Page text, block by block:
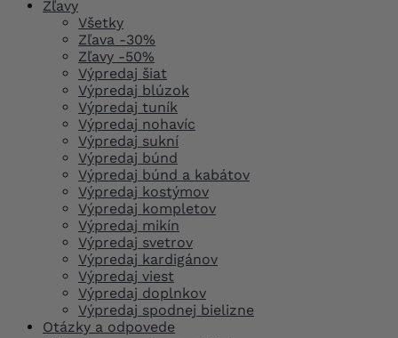
Zľavy
Všetky
Zľava -30%
Zľavy -50%
Výpredaj šiat
Výpredaj blúzok
Výpredaj tuník
Výpredaj nohavíc
Výpredaj sukní
Výpredaj búnd
Výpredaj búnd a kabátov
Výpredaj kostýmov
Výpredaj kompletov
Výpredaj mikín
Výpredaj svetrov
Výpredaj kardigánov
Výpredaj viest
Výpredaj doplnkov
Výpredaj spodnej bielizne
Otázky a odpovede